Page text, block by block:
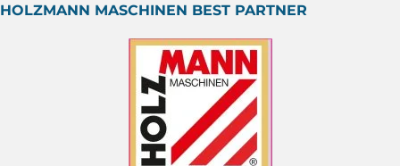
HOLZMANN MASCHINEN BEST PARTNER